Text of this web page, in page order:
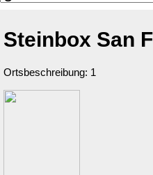
Steinbox San
Ortsbeschreibung: 1